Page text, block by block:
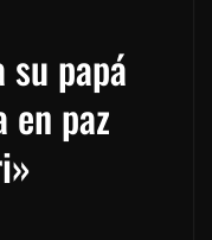
papá
en paz